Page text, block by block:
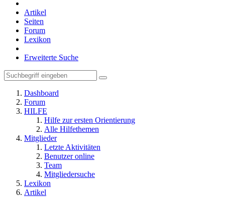
Artikel
Seiten
Forum
Lexikon
Erweiterte Suche
Dashboard
Forum
HILFE
Hilfe zur ersten Orientierung
Alle Hilfethemen
Mitglieder
Letzte Aktivitäten
Benutzer online
Team
Mitgliedersuche
Lexikon
Artikel